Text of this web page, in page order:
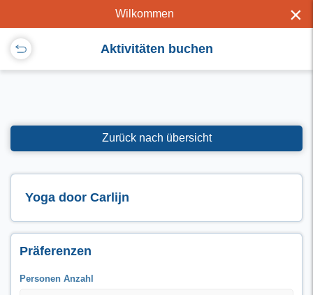
Wilkommen ×
Aktivitäten buchen
Zurück nach übersicht
Yoga door Carlijn
Präferenzen
Personen Anzahl